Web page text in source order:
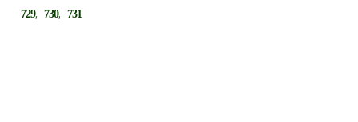
729,730,731